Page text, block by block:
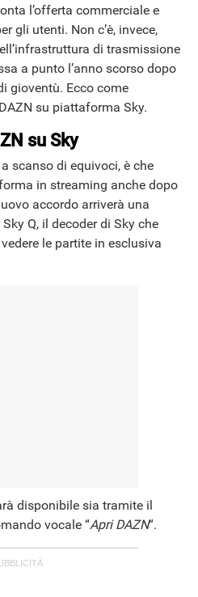
l’offerta commerciale e
gli utenti. Non c’è, invece,
di trasmissione
a punto l’anno scorso dopo
gioventù. Ecco come
su piattaforma Sky.
su Sky
scanso di equivoci, è che
in streaming anche dopo
accordo arriverà una
Q, il decoder di Sky che
le partite in esclusiva
disponibile sia tramite il
vocale “Apri DAZN“.